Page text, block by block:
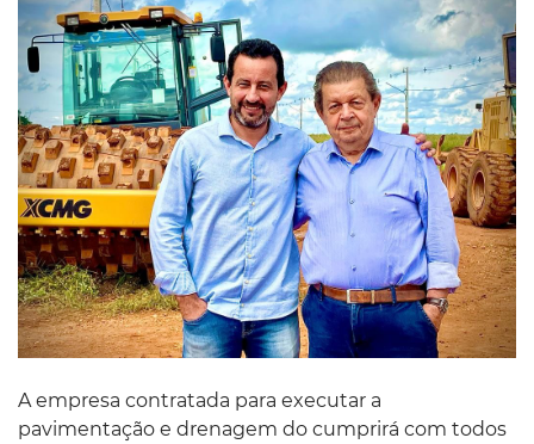
A empresa contratada para executar a
pavimentação e drenagem do cumprirá com todos